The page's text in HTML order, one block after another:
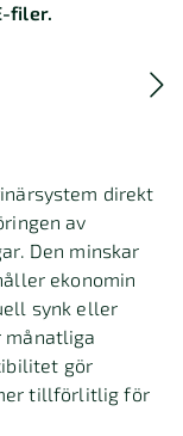
filer.
direkt
av
Den minskar
ekonomin
synk eller
månatliga
gör
tillförlitlig för